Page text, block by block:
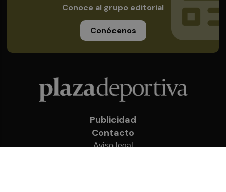
Conoce al grupo editorial
Conócenos
Publicidad
Contacto
Aviso legal